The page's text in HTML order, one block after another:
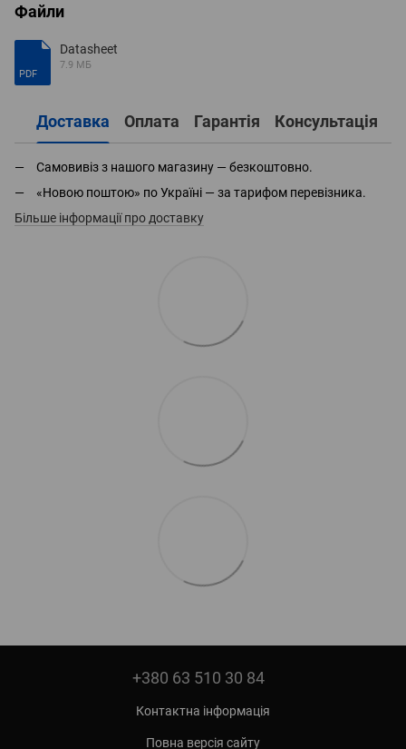
Файли
PDF
Datasheet
7.9 МБ
Доставка Оплата Гарантія Консультація
Самовивіз з нашого магазину — безкоштовно.
«Новою поштою» по Україні — за тарифом перевізника.
Більше інформації про доставку
+380 63 510 30 84
Контактна інформація
Повна версія сайту